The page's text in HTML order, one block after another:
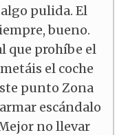
pulida. El
bueno.
que prohíbe el
el coche
punto Zona
escándalo
no llevar